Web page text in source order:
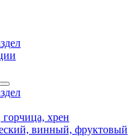
хрен
винный, фруктовый